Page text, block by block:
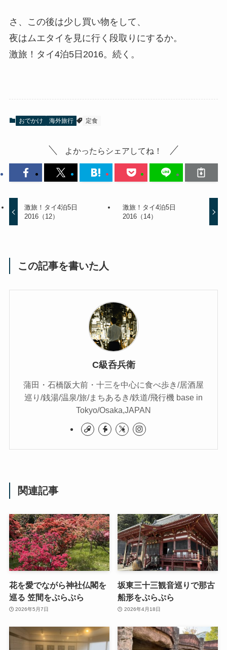
さ、この後は少し買い物をして、
夜はムエタイを見に行く段取りにするか。
激旅！タイ4泊5日2016。続く。
おでかけ 海外旅行 定食
よかったらシェアしてね！
激旅！タイ4泊5日
2016（12）
激旅！タイ4泊5日
2016（14）
この記事を書いた人
C級呑兵衛
蒲田・石橋阪大前・十三を中心に食べ歩き/居酒屋
巡り/銭湯/温泉/旅/まちあるき/鉄道/飛行機 base in
Tokyo/Osaka,JAPAN
関連記事
花を愛でながら神社仏閣を
巡る 笠間をぷらぷら
2026年5月7日
坂東三十三観音巡りで那古
船形をぷらぷら
2026年4月18日